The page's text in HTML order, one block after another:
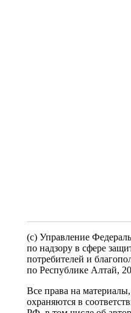
(c) Управление
по надзору в сфере
потребителей и
по Республике Алтай,
Все права на
охраняются в